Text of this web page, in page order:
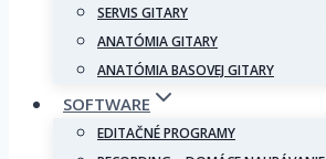
SERVIS GITARY
ANATÓMIA GITARY
ANATÓMIA BASOVEJ GITARY
SOFTWARE
EDITAČNÉ PROGRAMY